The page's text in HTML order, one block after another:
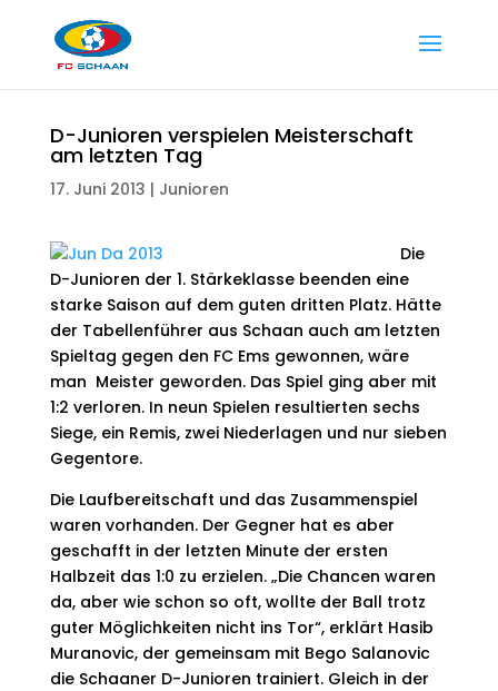
D-Junioren verspielen Meisterschaft
am letzten Tag
17. Juni 2013 | Junioren
Die
D-Junioren der 1. Stärkeklasse beenden eine
starke Saison auf dem guten dritten Platz. Hätte
der Tabellenführer aus Schaan auch am letzten
Spieltag gegen den FC Ems gewonnen, wäre
man Meister geworden. Das Spiel ging aber mit
1:2 verloren. In neun Spielen resultierten sechs
Siege, ein Remis, zwei Niederlagen und nur sieben
Gegentore.
Die Laufbereitschaft und das Zusammenspiel
waren vorhanden. Der Gegner hat es aber
geschafft in der letzten Minute der ersten
Halbzeit das 1:0 zu erzielen. „Die Chancen waren
da, aber wie schon so oft, wollte der Ball trotz
guter Möglichkeiten nicht ins Tor“, erklärt Hasib
Muranovic, der gemeinsam mit Bego Salanovic
die Schaaner D-Junioren trainiert. Gleich in der